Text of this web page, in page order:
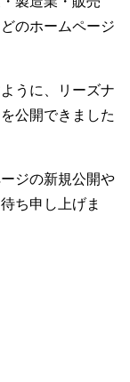
のホームページ
うに、リーズナ
公開できました
ジの新規公開や
ち申し上げま